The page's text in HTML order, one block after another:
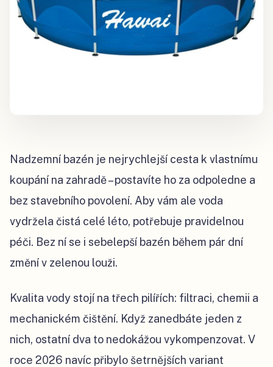
Nadzemní bazén je nejrychlejší cesta k vlastnímu
koupání na zahradě – postavíte ho za odpoledne a
bez stavebního povolení. Aby vám ale voda
vydržela čistá celé léto, potřebuje pravidelnou
péči. Bez ní se i sebelepší bazén během pár dní
změní v zelenou louži.
Kvalita vody stojí na třech pilířích: filtraci, chemii a
mechanickém čištění. Když zanedbáte jeden z
nich, ostatní dva to nedokážou vykompenzovat. V
roce 2026 navíc přibylo šetrnějších variant